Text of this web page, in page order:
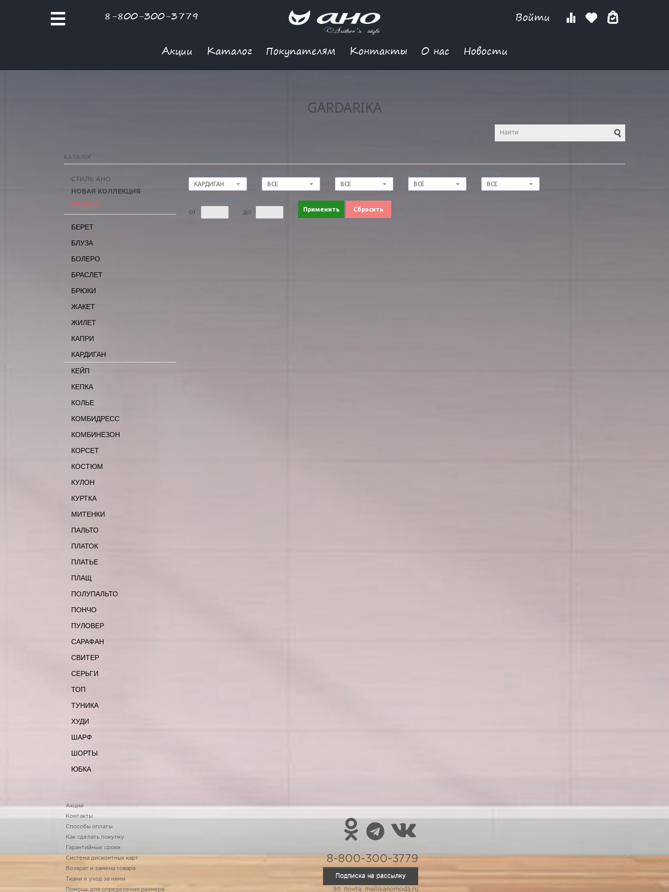
8-800-300-3779 Войти
Акции Каталог Покупателям Контакты О нас Новости
GARDARIKA
КАТАЛОГ
КАРДИГАН
ВСЕ
ВСЕ
ВСЕ
СТИЛЬ
ВСЕ
ОТ ДО Применить Сбросить
СТИЛЬ АНО
НОВАЯ КОЛЛЕКЦИЯ
СКИДКА
БЕРЕТ
БЛУЗА
БОЛЕРО
БРАСЛЕТ
БРЮКИ
ЖАКЕТ
ЖИЛЕТ
КАПРИ
КАРДИГАН
КЕЙП
КЕПКА
КОЛЬЕ
КОМБИДРЕСС
КОМБИНЕЗОН
КОРСЕТ
КОСТЮМ
КУЛОН
КУРТКА
МИТЕНКИ
ПАЛЬТО
ПЛАТОК
ПЛАТЬЕ
ПЛАЩ
ПОЛУПАЛЬТО
ПОНЧО
ПУЛОВЕР
САРАФАН
СВИТЕР
СЕРЬГИ
ТОП
ТУНИКА
ХУДИ
ШАРФ
ШОРТЫ
ЮБКА
Акции
Контакты
Способы оплаты
Как сделать покупку
Гарантийные сроки
Система дисконтных карт
Возврат и замена товара
Ткани и уход за ними
Помощь для определения размера
8-800-300-3779
Подписка на рассылку
Эл. почта: mail@anomoda.ru